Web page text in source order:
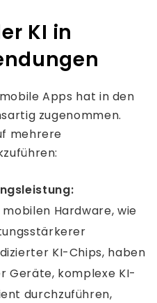
KI in
Apps hat in den
zugenommen.
mehrere
Hardware, wie
KI-Chips, haben
Geräte, komplexe KI-
durchzuführen,